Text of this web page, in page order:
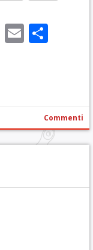
Telegram
Email
Commenti